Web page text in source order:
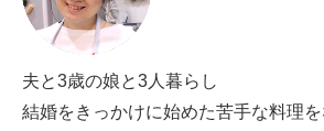
夫と3歳の娘と3人暮らし
結婚をきっかけに始めた苦手な料理